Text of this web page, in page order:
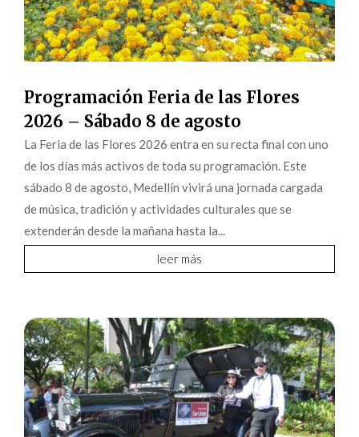
Programación Feria de las Flores
2026 – Sábado 8 de agosto
La Feria de las Flores 2026 entra en su recta final con uno
de los días más activos de toda su programación. Este
sábado 8 de agosto, Medellín vivirá una jornada cargada
de música, tradición y actividades culturales que se
extenderán desde la mañana hasta la...
leer más